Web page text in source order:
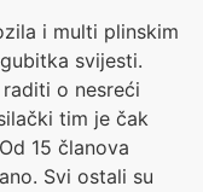
i multi plinskim
svijesti.
o nesreći
tim je čak
15 članova
Svi ostali su